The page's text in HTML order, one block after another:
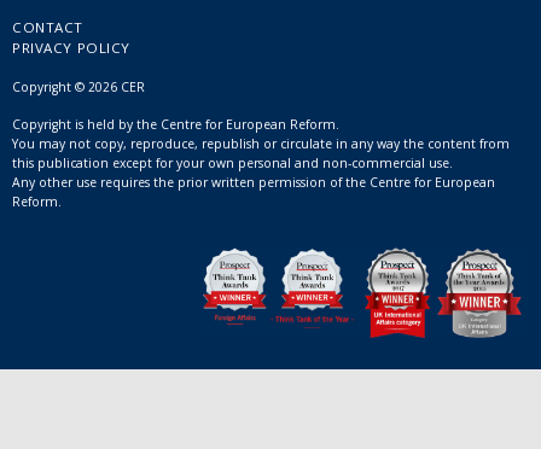
CONTACT
PRIVACY POLICY
Copyright © 2026 CER
Copyright is held by the Centre for European Reform.
You may not copy, reproduce, republish or circulate in any way the content from
this publication except for your own personal and non-commercial use.
Any other use requires the prior written permission of the Centre for European
Reform.